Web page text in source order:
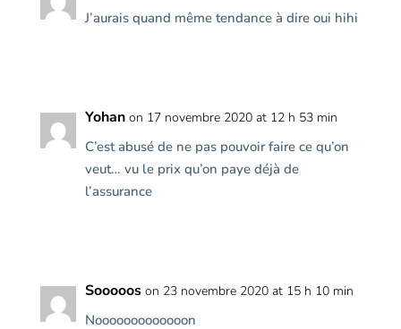
J’aurais quand même tendance à dire oui hihi
Yohan on 17 novembre 2020 at 12 h 53 min
C’est abusé de ne pas pouvoir faire ce qu’on
veut… vu le prix qu’on paye déjà de
l’assurance
Sooooos on 23 novembre 2020 at 15 h 10 min
Nooooooooooooon